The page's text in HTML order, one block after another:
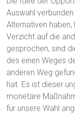
Auswahl
Alternativen
Verzicht auf die
gesprochen, sind
des einen Weges
anderen Weg
hat. Es ist dieser
monetäre
für unsere Wahl